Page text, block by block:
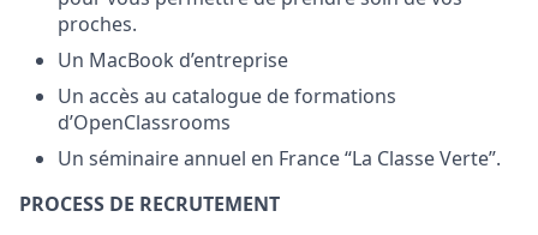
proches.
Un MacBook d’entreprise
Un accès au catalogue de formations
d’OpenClassrooms
Un séminaire annuel en France “La Classe Verte”.
PROCESS DE RECRUTEMENT